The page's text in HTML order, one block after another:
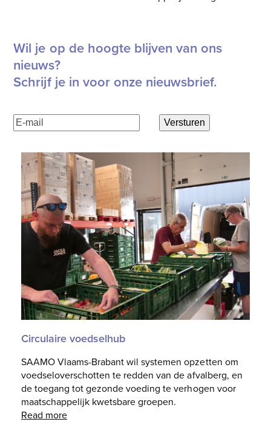
Wil je op de hoogte blijven van ons
nieuws?
Schrijf je in voor onze nieuwsbrief.
E-
mailadres(Vereist)
Versturen
Circulaire voedselhub
SAAMO Vlaams-Brabant wil systemen opzetten om
voedseloverschotten te redden van de afvalberg, en
de toegang tot gezonde voeding te verhogen voor
maatschappelijk kwetsbare groepen.
Read more